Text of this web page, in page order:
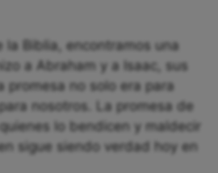
la Biblia, encontramos una
a Abraham y a Isaac, sus
promesa no solo era para
nosotros. La promesa de
lo bendicen y maldecir
sigue siendo verdad hoy en